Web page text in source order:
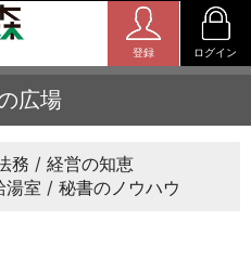
登録 ログイン
広場
務
経営の知恵
湯室 秘書のノウハウ